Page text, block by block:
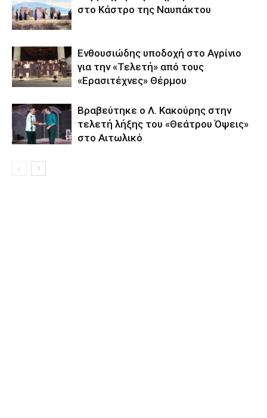
στο Κάστρο της Ναυπάκτου
Ενθουσιώδης υποδοχή στο Αγρίνιο
για την «Τελετή» από τους
«Ερασιτέχνες» Θέρμου
Βραβεύτηκε ο Λ. Κακούρης στην
τελετή λήξης του «Θεάτρου Όψεις»
στο Αιτωλικό